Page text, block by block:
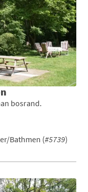
bosrand.
Bathmen (#5739)